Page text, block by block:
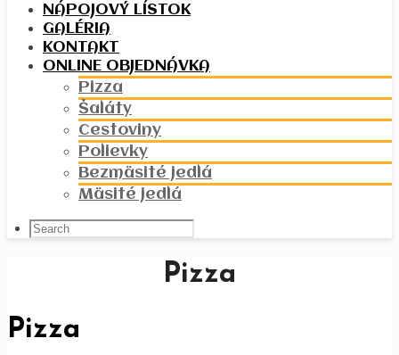
NÁPOJOVÝ LÍSTOK
GALÉRIA
KONTAKT
ONLINE OBJEDNÁVKA
Pizza
Šaláty
Cestoviny
Polievky
Bezmäsité jedlá
Mäsité jedlá
Pizza
Pizza